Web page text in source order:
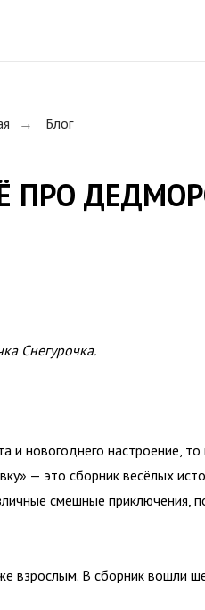
→ Блог
ПРО
Снегурочка.
и новогоднего настроение,
— это сборник весёлых
смешные приключения,
взрослым. В сборник вошли